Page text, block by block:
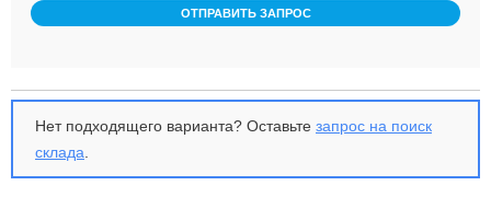
ОТПРАВИТЬ ЗАПРОС
Нет подходящего варианта? Оставьте запрос на поиск
склада